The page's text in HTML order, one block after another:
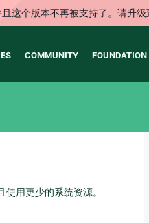
这个版本不再被支持了。请升级
COMMUNITY FOUNDATION
用更少的系统资源。